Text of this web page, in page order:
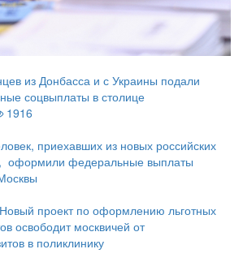
из Донбасса и с Украины подали
соцвыплаты в столице
1916
приехавших из новых российских
оформили федеральные выплаты